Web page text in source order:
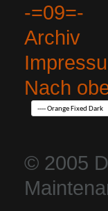
-=09=-
Archiv
Nach
© 2005